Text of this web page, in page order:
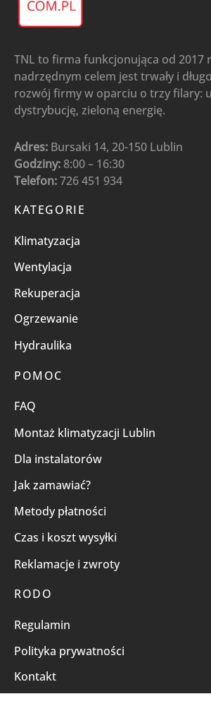
TNL to firma funkcjonująca od 2017
nadrzędnym celem jest trwały i
rozwój firmy w oparciu o trzy filary:
dystrybucję, zieloną energię.
Adres: Bursaki 14, 20-150 Lublin
Godziny: 8:00 – 16:30
Telefon:726 451 934
KATEGORIE
Klimatyzacja
Wentylacja
Rekuperacja
Ogrzewanie
Hydraulika
POMOC
FAQ
Montaż klimatyzacji Lublin
Dla instalatorów
Jak zamawiać?
Metody płatności
Czas i koszt wysyłki
Reklamacje i zwroty
RODO
Regulamin
Polityka prywatności
Kontakt